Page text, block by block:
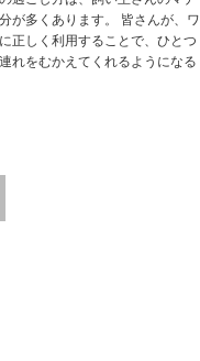
が多くあります。 皆さんが、ワ
正しく利用することで、ひとつ
れをむかえてくれるようになる